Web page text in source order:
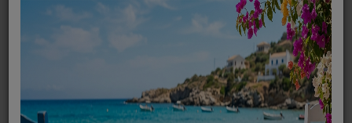
0
Ανταλλακτικά ηλεκτρικών συσκευών MENU